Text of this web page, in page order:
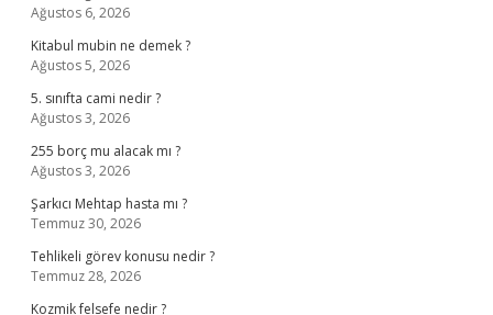
Ağustos 6, 2026
Kitabul mubin ne demek ?
Ağustos 5, 2026
5. sınıfta cami nedir ?
Ağustos 3, 2026
255 borç mu alacak mı ?
Ağustos 3, 2026
Şarkıcı Mehtap hasta mı ?
Temmuz 30, 2026
Tehlikeli görev konusu nedir ?
Temmuz 28, 2026
Kozmik felsefe nedir ?